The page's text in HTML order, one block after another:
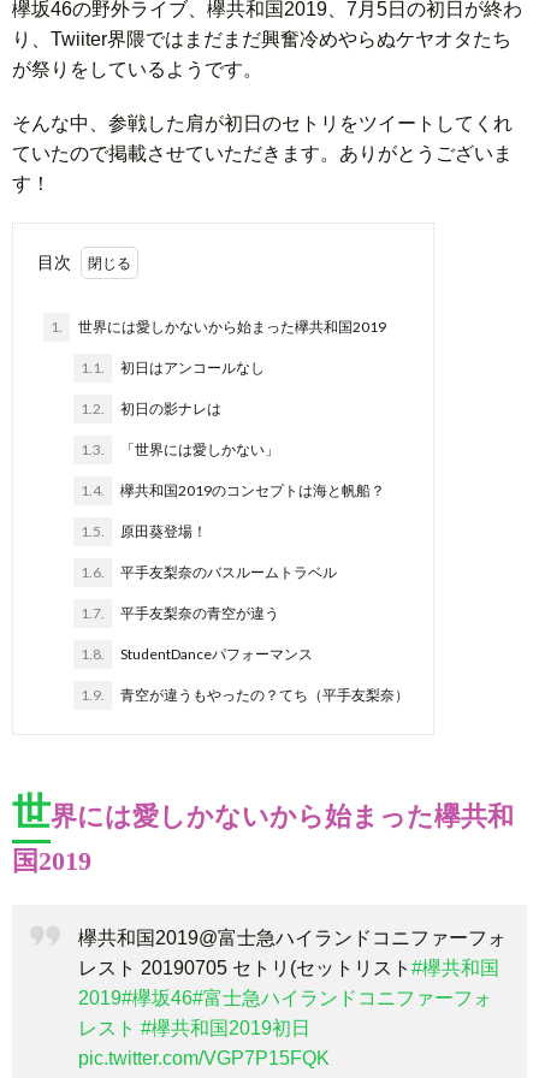
欅坂46の野外ライブ、欅共和国2019、7月5日の初日が終わ
り、Twiiter界隈ではまだまだ興奮冷めやらぬケヤオタたち
が祭りをしているようです。
そんな中、参戦した肩が初日のセトリをツイートしてくれ
ていたので掲載させていただきます。ありがとうございま
す！
目次
1. 世界には愛しかないから始まった欅共和国2019
1.1. 初日はアンコールなし
1.2. 初日の影ナレは
1.3. 「世界には愛しかない」
1.4. 欅共和国2019のコンセプトは海と帆船？
1.5. 原田葵登場！
1.6. 平手友梨奈のバスルームトラベル
1.7. 平手友梨奈の青空が違う
1.8. StudentDanceパフォーマンス
1.9. 青空が違うもやったの？てち（平手友梨奈）
世界には愛しかないから始まった欅共和
国2019
欅共和国2019@富士急ハイランドコニファーフォ
レスト 20190705 セトリ(セットリスト #欅共和国
2019#欅坂46#富士急ハイランドコニファーフォ
レスト #欅共和国2019初日
pic.twitter.com/VGP7P15FQK